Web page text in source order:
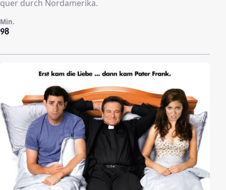
quer durch Nordamerika.
98
Min.